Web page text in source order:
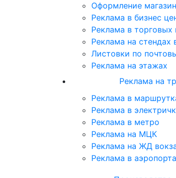
Оформление
Реклама в бизнес
Реклама в торговых
Реклама на стендах
Листовки по
Реклама на этажах
Реклама на
Реклама в
Реклама в
Реклама в метро
Реклама на МЦК
Реклама на ЖД
Реклама в